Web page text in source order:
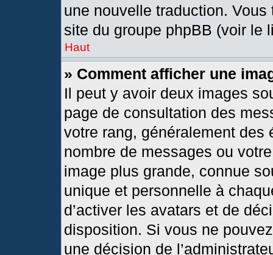
une nouvelle traduction.
site du groupe phpBB (voir le
Haut
» Comment afficher une
Il peut y avoir deux images
page de consultation des
votre rang, généralement
nombre de messages ou
image plus grande, connue
unique et personnelle à
d’activer les avatars et de
disposition. Si vous ne
une décision de